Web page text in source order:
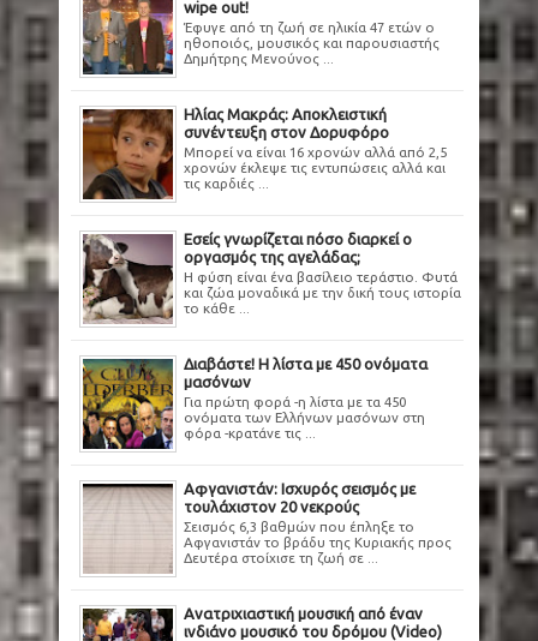
wipe out!
Έφυγε από τη ζωή σε ηλικία 47 ετών ο
ηθοποιός, μουσικός και παρουσιαστής
Δημήτρης Μενούνος ...
Ηλίας Μακράς: Αποκλειστική
συνέντευξη στον Δορυφόρο
Μπορεί να είναι 16 χρονών αλλά από 2,5
χρονών έκλεψε τις εντυπώσεις αλλά και
τις καρδιές ...
Εσείς γνωρίζεται πόσο διαρκεί ο
οργασμός της αγελάδας;
Η φύση είναι ένα βασίλειο τεράστιο. Φυτά
και ζώα μοναδικά με την δική τους ιστορία
το κάθε ...
Διαβάστε! Η λίστα με 450 ονόματα
μασόνων
Για πρώτη φορά -η λίστα με τα 450
ονόματα των Ελλήνων μασόνων στη
φόρα -κρατάνε τις ...
Αφγανιστάν: Ισχυρός σεισμός με
τουλάχιστον 20 νεκρούς
Σεισμός 6,3 βαθμών που έπληξε το
Αφγανιστάν το βράδυ της Κυριακής προς
Δευτέρα στοίχισε τη ζωή σε ...
Ανατριχιαστική μουσική από έναν
ινδιάνο μουσικό του δρόμου (Video)